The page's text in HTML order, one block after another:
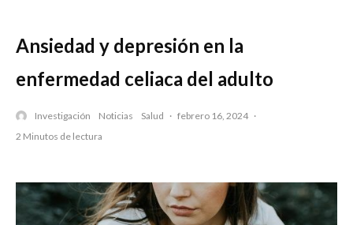
Ansiedad y depresión en la
enfermedad celiaca del adulto
Investigación Noticias Salud · febrero 16, 2024 ·
2 Minutos de lectura